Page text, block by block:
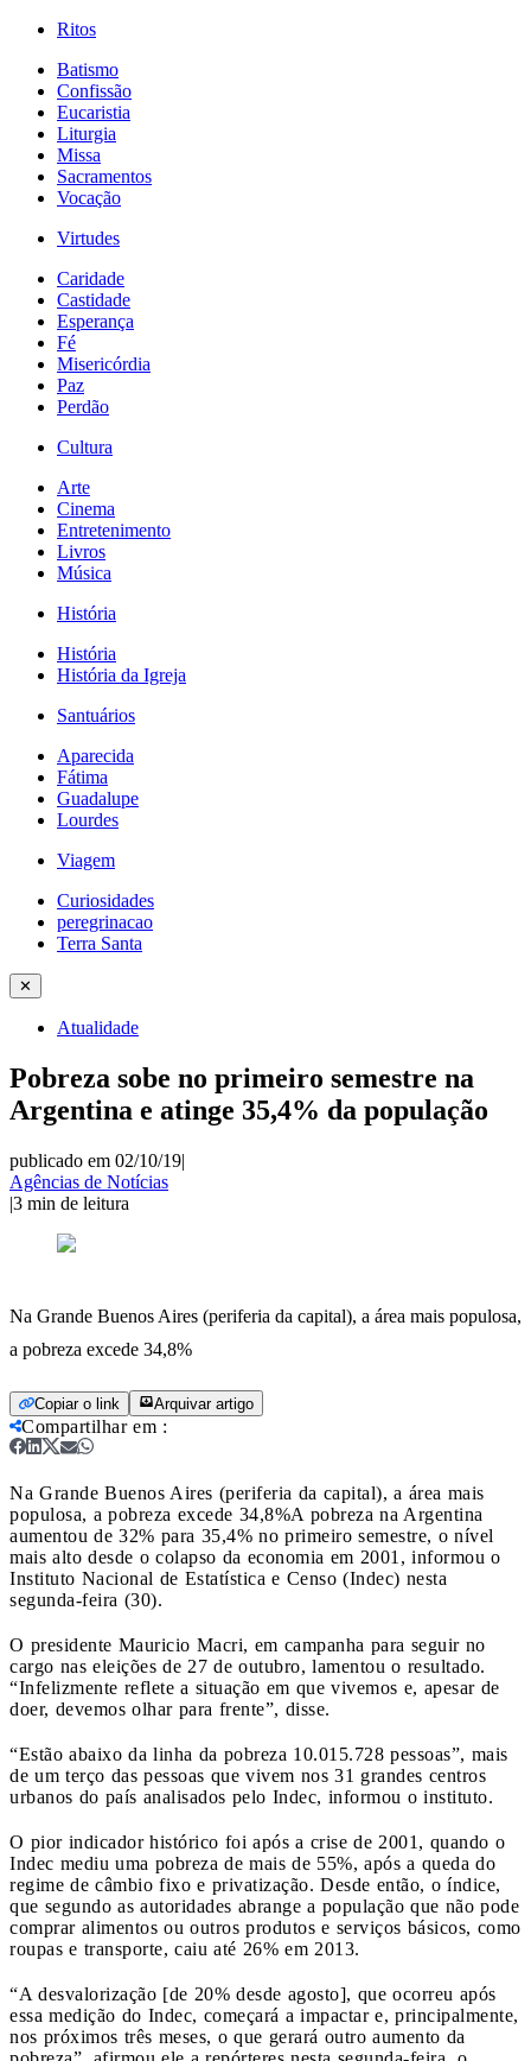
Ritos
Batismo
Confissão
Eucaristia
Liturgia
Missa
Sacramentos
Vocação
Virtudes
Caridade
Castidade
Esperança
Fé
Misericórdia
Paz
Perdão
Cultura
Arte
Cinema
Entretenimento
Livros
Música
História
História
História da Igreja
Santuários
Aparecida
Fátima
Guadalupe
Lourdes
Viagem
Curiosidades
peregrinacao
Terra Santa
✕
Atualidade
Pobreza sobe no primeiro semestre na
Argentina e atinge 35,4% da população
publicado em 02/10/19|
Agências de Notícias
|3 min de leitura
Na Grande Buenos Aires (periferia da capital), a área mais populosa,
a pobreza excede 34,8%
Copiar o link Arquivar artigo
Compartilhar em :
Na Grande Buenos Aires (periferia da capital), a área mais
populosa, a pobreza excede 34,8%A pobreza na Argentina
aumentou de 32% para 35,4% no primeiro semestre, o nível
mais alto desde o colapso da economia em 2001, informou o
Instituto Nacional de Estatística e Censo (Indec) nesta
segunda-feira (30).
O presidente Mauricio Macri, em campanha para seguir no
cargo nas eleições de 27 de outubro, lamentou o resultado.
“Infelizmente reflete a situação em que vivemos e, apesar de
doer, devemos olhar para frente”, disse.
“Estão abaixo da linha da pobreza 10.015.728 pessoas”, mais
de um terço das pessoas que vivem nos 31 grandes centros
urbanos do país analisados pelo Indec, informou o instituto.
O pior indicador histórico foi após a crise de 2001, quando o
Indec mediu uma pobreza de mais de 55%, após a queda do
regime de câmbio fixo e privatização. Desde então, o índice,
que segundo as autoridades abrange a população que não pode
comprar alimentos ou outros produtos e serviços básicos, como
roupas e transporte, caiu até 26% em 2013.
“A desvalorização [de 20% desde agosto], que ocorreu após
essa medição do Indec, começará a impactar e, principalmente,
nos próximos três meses, o que gerará outro aumento da